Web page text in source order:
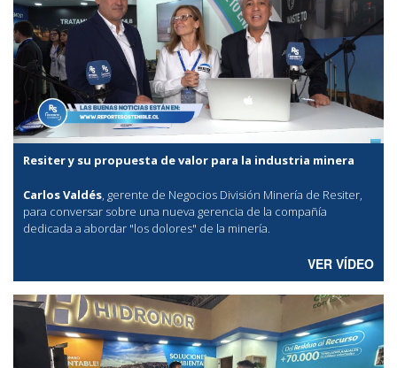
Resiter y su propuesta de valor para la industria minera
Carlos Valdés, gerente de Negocios División Minería de Resiter,
para conversar sobre una nueva gerencia de la compañía
dedicada a abordar "los dolores" de la minería.
VER VÍDEO